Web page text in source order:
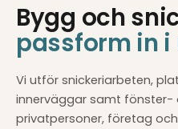
Bygg och
passform in
Vi utför snickeriarbeten,
innerväggar samt fönster-
privatpersoner, företag